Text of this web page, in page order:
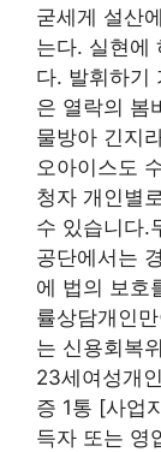
굳세게 설산
는다. 실현에
다. 발휘하기
은 열락의 봄
물방아 긴지
오아이스도
청자 개인별
수 있습니다.
공단에서는
에 법의 보호
률상담개인
는 신용회복
23세여성개
증 1통 [사업
득자 또는 영